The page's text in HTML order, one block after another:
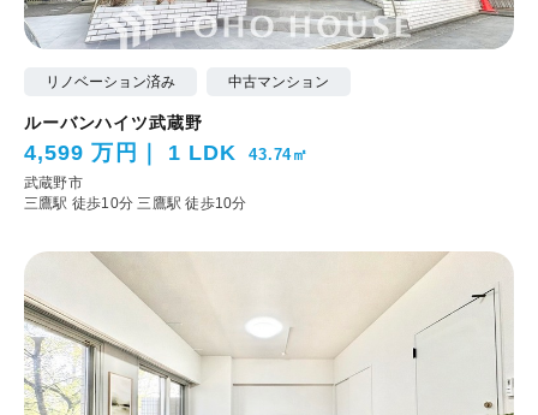
リノベーション済み 中古マンション
ルーバンハイツ武蔵野
4,599 万円 1 LDK 43.74㎡
武蔵野市
三鷹駅 徒歩10分三鷹駅 徒歩10分